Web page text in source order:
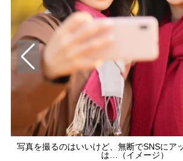
写真を撮るのはいいけど、無断でSNSにア
は…（イメージ）